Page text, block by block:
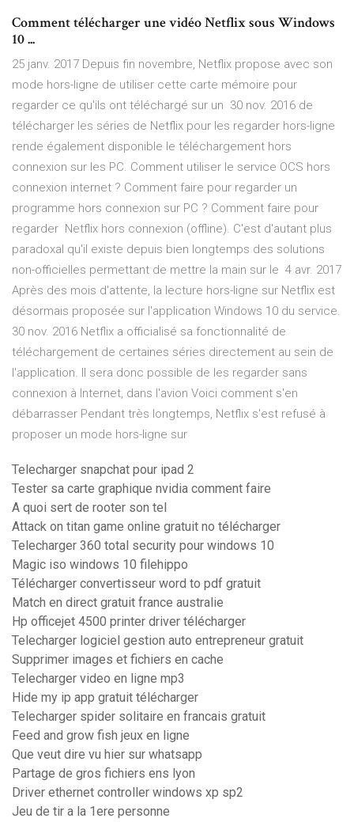
Comment télécharger une vidéo Netflix sous Windows
10 ...
25 janv. 2017 Depuis fin novembre, Netflix propose avec son
mode hors-ligne de utiliser cette carte mémoire pour
regarder ce qu'ils ont téléchargé sur un 30 nov. 2016 de
télécharger les séries de Netflix pour les regarder hors-ligne
rende également disponible le téléchargement hors
connexion sur les PC. Comment utiliser le service OCS hors
connexion internet ? Comment faire pour regarder un
programme hors connexion sur PC ? Comment faire pour
regarder Netflix hors connexion (offline). C'est d'autant plus
paradoxal qu'il existe depuis bien longtemps des solutions
non-officielles permettant de mettre la main sur le 4 avr. 2017
Après des mois d'attente, la lecture hors-ligne sur Netflix est
désormais proposée sur l'application Windows 10 du service.
30 nov. 2016 Netflix a officialisé sa fonctionnalité de
téléchargement de certaines séries directement au sein de
l'application. Il sera donc possible de les regarder sans
connexion à Internet, dans l'avion Voici comment s'en
débarrasser Pendant très longtemps, Netflix s'est refusé à
proposer un mode hors-ligne sur
Telecharger snapchat pour ipad 2
Tester sa carte graphique nvidia comment faire
A quoi sert de rooter son tel
Attack on titan game online gratuit no télécharger
Telecharger 360 total security pour windows 10
Magic iso windows 10 filehippo
Télécharger convertisseur word to pdf gratuit
Match en direct gratuit france australie
Hp officejet 4500 printer driver télécharger
Telecharger logiciel gestion auto entrepreneur gratuit
Supprimer images et fichiers en cache
Telecharger video en ligne mp3
Hide my ip app gratuit télécharger
Telecharger spider solitaire en francais gratuit
Feed and grow fish jeux en ligne
Que veut dire vu hier sur whatsapp
Partage de gros fichiers ens lyon
Driver ethernet controller windows xp sp2
Jeu de tir a la 1ere personne